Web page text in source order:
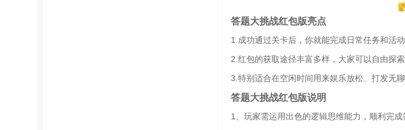
答题大挑战红包版亮点
1.成功通过关卡后，你就能完成日常任务和活
2.红包的获取途径丰富多样，大家可以自由探
3.特别适合在空闲时间用来娱乐放松、打发无
答题大挑战红包版说明
1、玩家需运用出色的逻辑思维能力，顺利完